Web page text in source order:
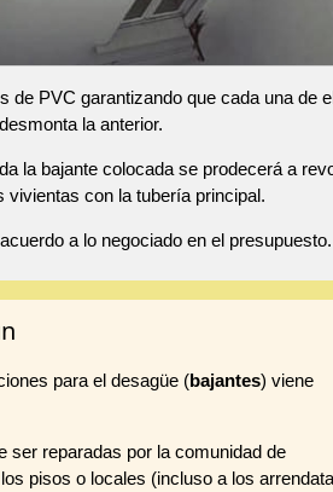
de PVC garantizando que cada una de
la anterior.
la bajante colocada se prodecerá a
con la tubería principal.
a lo negociado en el presupuesto.
para el desagüe (bajantes) viene
ser reparadas por la comunidad de
pisos o locales (incluso a los